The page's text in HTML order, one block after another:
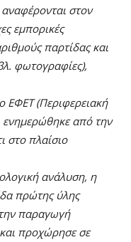
αναφέρονται στον
εμπορικές
παρτίδας και
φωτογραφίες),
ΕΦΕΤ (Περιφερειακή
ενημερώθηκε από την
στο πλαίσιο
ανάλυση, η
πρώτης ύλης
παραγωγή
προχώρησε σε